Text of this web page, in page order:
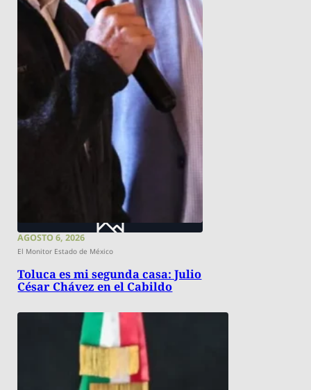
AGOSTO 6, 2026
El Monitor Estado de México
Toluca es mi segunda casa: Julio
César Chávez en el Cabildo